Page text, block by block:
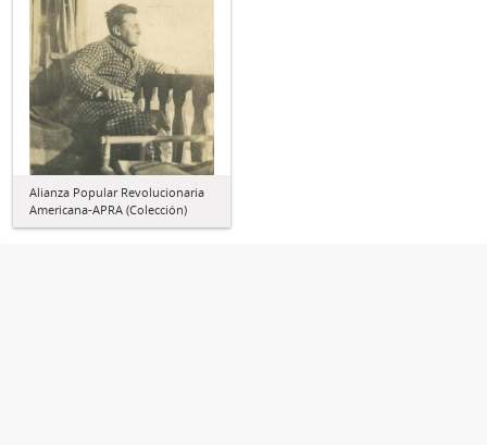
Alianza Popular Revolucionaria
Americana-APRA (Colección)